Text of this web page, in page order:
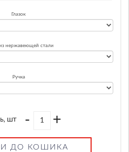
Глазок
нержавеющей стали
Ручка
шт - +
ДО КОШИКА